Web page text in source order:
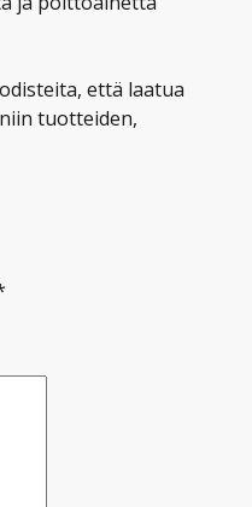
että laatua
tuotteiden,